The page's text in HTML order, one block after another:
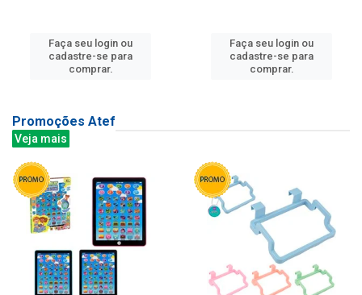
Faça seu login ou
cadastre-se para
comprar.
Faça seu login ou
cadastre-se para
comprar.
Promoções Atef
Veja mais